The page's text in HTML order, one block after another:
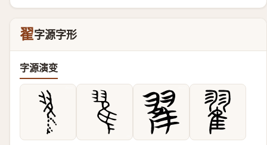
翟字源字形
字源演变